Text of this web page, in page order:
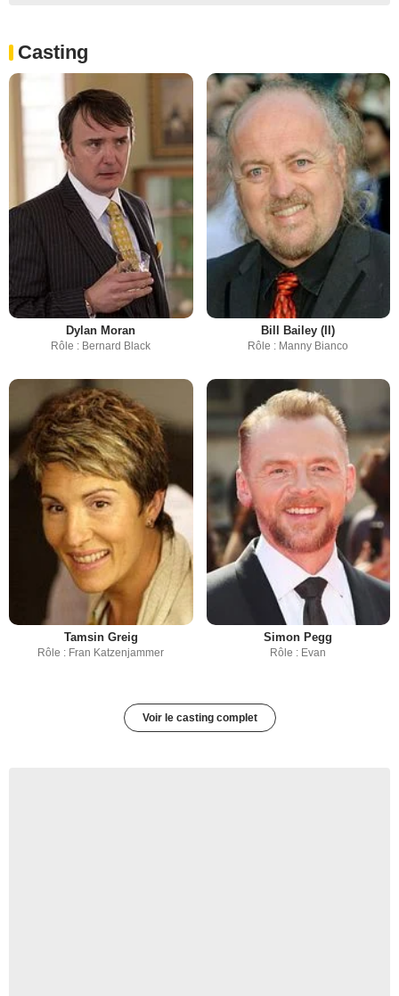
Casting
Dylan Moran
Rôle : Bernard Black
Bill Bailey (II)
Rôle : Manny Bianco
Tamsin Greig
Rôle : Fran Katzenjammer
Simon Pegg
Rôle : Evan
Voir le casting complet